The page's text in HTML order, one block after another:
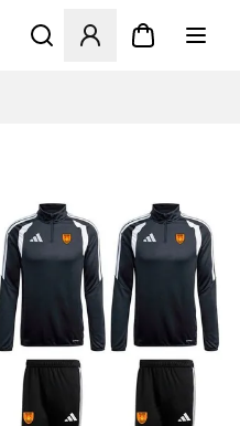
Opent een venster om in